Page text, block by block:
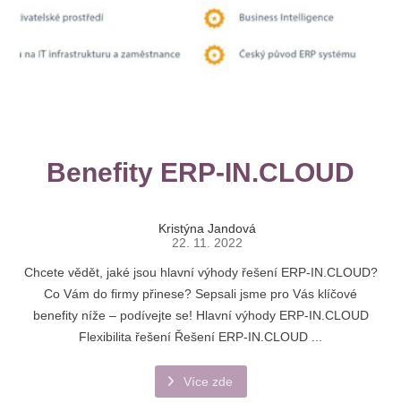
Benefity ERP-IN.CLOUD
Kristýna Jandová
22. 11. 2022
Chcete vědět, jaké jsou hlavní výhody řešení ERP-IN.CLOUD?
Co Vám do firmy přinese? Sepsali jsme pro Vás klíčové
benefity níže – podívejte se! Hlavní výhody ERP-IN.CLOUD
Flexibilita řešení Řešení ERP-IN.CLOUD ...
Více zde